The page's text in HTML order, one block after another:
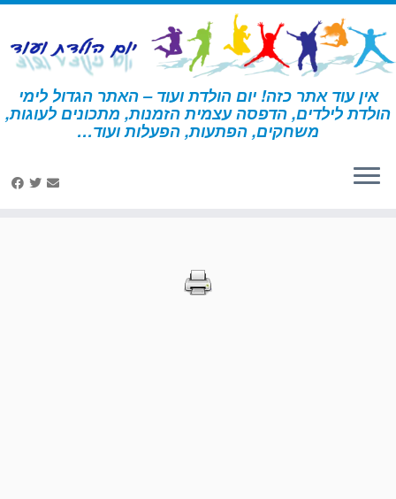
דלג
לתוכן
אין עוד אתר כזה! יום הולדת ועוד – האתר הגדול לימי
הולדת לילדים, הדפסה עצמית הזמנות, מתכונים לעוגות,
משחקים, הפתעות, הפעלות ועוד… דף הבית » הדפסות – מכבי אש
הדפסות – מכבי אש